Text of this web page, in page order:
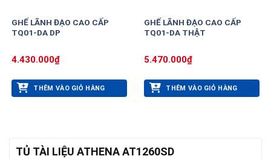
GHẾ LÃNH ĐẠO CAO CẤP
TQ01-DA DP
4.430.000₫
THÊM VÀO GIỎ HÀNG
GHẾ LÃNH ĐẠO CAO CẤP
TQ01-DA THẬT
5.470.000₫
THÊM VÀO GIỎ HÀNG
TỦ TÀI LIỆU ATHENA AT1260SD